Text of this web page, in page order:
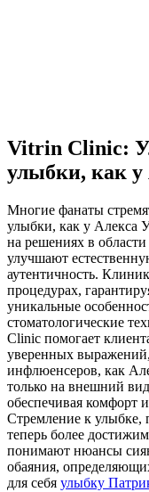
Vitrin Clinic:
улыбки, как у
Многие фанаты
улыбки, как у Алекса
на решениях в
улучшают
аутентичность.
процедурах,
уникальные
стоматологические
Clinic помогает
уверенных
инфлюенсеров, как
только на внешний
обеспечивая комфорт
Стремление к улыбке,
теперь более
понимают нюансы
обаяния,
для себя улыбку